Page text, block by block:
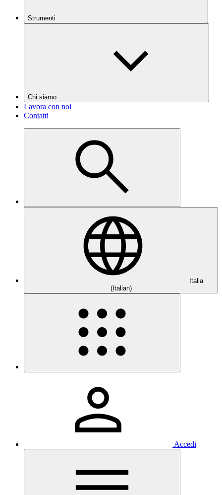
Strumenti
Chi siamo
Lavora con noi
Contatti
Italia
(Italian)
Accedi